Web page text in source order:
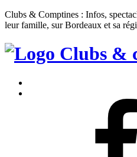
Clubs & Comptines : Infos,
leur famille, sur Bordeaux et sa
Clubs
Comptines